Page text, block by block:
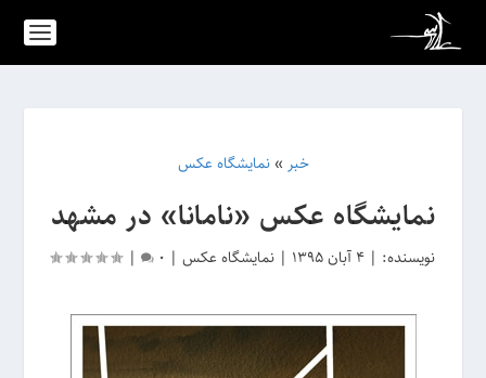
خبر »نمایشگاه عکس
نمایشگاه عکس «نامانا» در مشهد
نویسنده: |4 آبان 1395 |نمایشگاه عکس |
0
|